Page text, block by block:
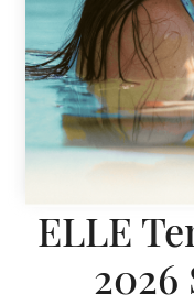
ELLE
2026